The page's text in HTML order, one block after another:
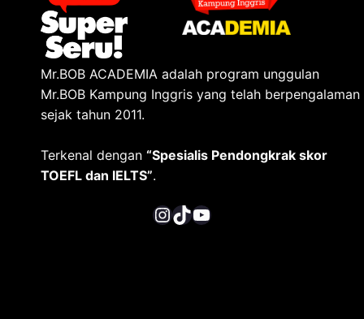
Mr.BOB ACADEMIA adalah program unggulan
Mr.BOB Kampung Inggris yang telah berpengalaman
sejak tahun 2011.
Terkenal dengan “Spesialis Pendongkrak skor
TOEFL dan IELTS”.
InstagramTikTok YouTube